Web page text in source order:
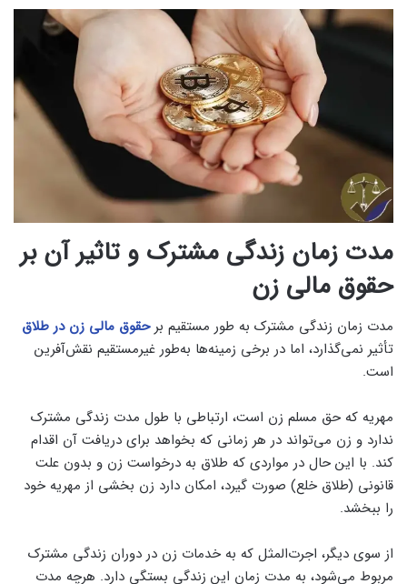
مدت زمان زندگی مشترک و تاثیر آن بر
حقوق مالی زن
مدت زمان زندگی مشترک به طور مستقیم برحقوق مالی زن در طلاق
تأثیر نمی‌گذارد، اما در برخی زمینه‌ها به‌طور غیرمستقیم نقش‌آفرین
است.
مهریه که حق مسلم زن است، ارتباطی با طول مدت زندگی مشترک
ندارد و زن می‌تواند در هر زمانی که بخواهد برای دریافت آن اقدام
کند. با این حال در مواردی که طلاق به درخواست زن و بدون علت
قانونی (طلاق خلع) صورت گیرد، امکان دارد زن بخشی از مهریه خود
را ببخشد.
از سوی دیگر، اجرت‌المثل که به خدمات زن در دوران زندگی مشترک
مربوط می‌شود، به مدت زمان این زندگی بستگی دارد. هرچه مدت